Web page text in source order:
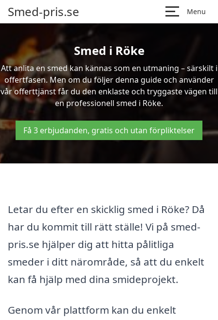
Smed-pris.se Menu
Smed i Röke
Att anlita en smed kan kännas som en utmaning – särskilt i
offertfasen. Men om du följer denna guide och använder
vår offerttjänst får du den enklaste och tryggaste vägen till
en professionell smed i Röke.
Få 3 erbjudanden, gratis och utan förpliktelser
Letar du efter en skicklig smed i Röke? Då
har du kommit till rätt ställe! Vi på smed-
pris.se hjälper dig att hitta pålitliga
smeder i ditt närområde, så att du enkelt
kan få hjälp med dina smideprojekt.
Genom vår plattform kan du enkelt